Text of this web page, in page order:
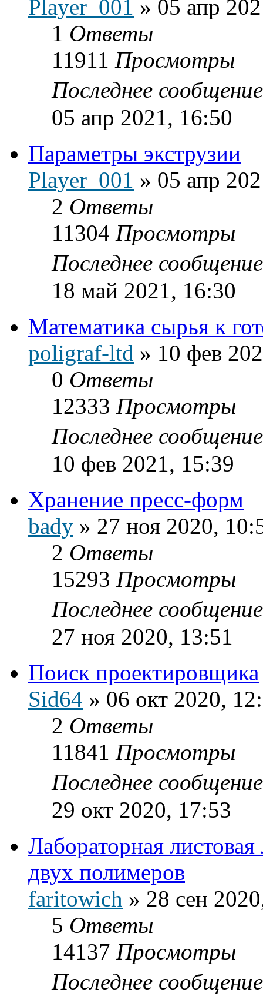
Player_001 » 05 апр
1 Ответы
11911 Просмотры
Последнее
05 апр 2021, 16:50
Параметры экструзии
Player_001 » 05 апр
2 Ответы
11304 Просмотры
Последнее
18 май 2021, 16:30
Математика сырья к
poligraf-ltd » 10 фев
0 Ответы
12333 Просмотры
Последнее
10 фев 2021, 15:39
Хранение пресс-форм
bady » 27 ноя 2020,
2 Ответы
15293 Просмотры
Последнее
27 ноя 2020, 13:51
Поиск проектировщика
Sid64 » 06 окт 2020,
2 Ответы
11841 Просмотры
Последнее
29 окт 2020, 17:53
Лабораторная
двух полимеров
faritowich » 28 сен
5 Ответы
14137 Просмотры
Последнее